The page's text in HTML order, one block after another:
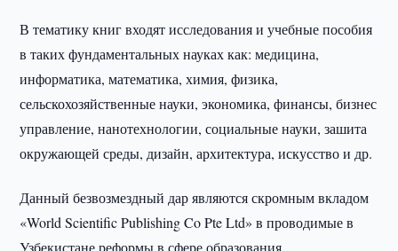
В тематику книг входят исследования и учебные пособия
в таких фундаментальных науках как: медицина,
информатика, математика, химия, физика,
сельскохозяйственные науки, экономика, финансы, бизнес
управление, нанотехнологии, социальные науки, зашита
окружающей среды, дизайн, архитектура, искусство и др.
Данный безвозмездный дар являются скромным вкладом
«World Scientific Publishing Co Pte Ltd» в проводимые в
Узбекистане реформы в сфере образования.